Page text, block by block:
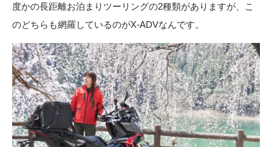
度かの長距離お泊まりツーリングの2種類がありますが、こ
のどちらも網羅しているのがX-ADVなんです。